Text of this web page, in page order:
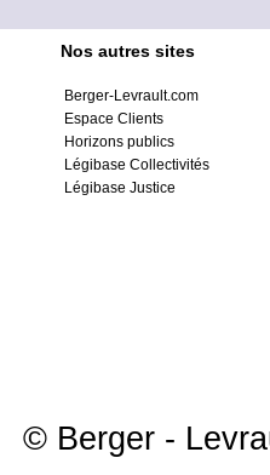
Nos autres sites
Berger-Levrault.com
Espace Clients
Horizons publics
Légibase Collectivités
Légibase Justice
© Berger -